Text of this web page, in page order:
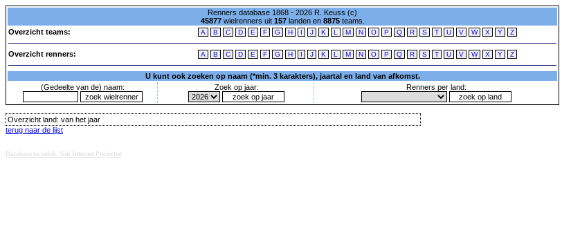
Renners database 1868 - 2026 R. Keuss (c)
45877wielrenners uit 157landen en 8875teams.
Overzicht teams:
A B C D E F G H I J K L M N O P Q R S T U V W X Y Z
Overzicht renners: A B C D E F G H I J K L M N O P Q R S T U V W X Y Z
U kunt ook zoeken op naam (*min. 3 karakters), jaartal en land van afkomst.
(Gedeelte van de) naam:
Zoek op jaar: Renners per land:
Overzicht land: van het jaar
terug naar de lijst
Database techniek: Sini Internet Projecten